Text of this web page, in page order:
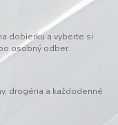
dobierku a vyberte si
osobný odber.
drogéria a každodenné